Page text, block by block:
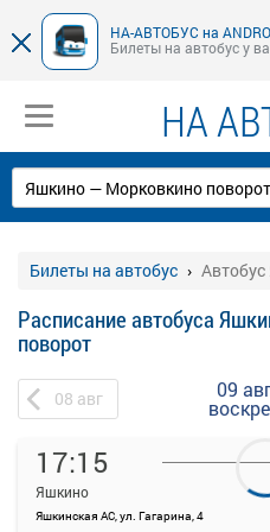
НА-АВТОБУС на
Билеты на автобус у
НА
Билеты на автобус
Расписание автобуса
поворот
08 авг 09
17:15
Яшкино
Яшкинская АС, ул. Гагарина, 4
На данной странице вы можете